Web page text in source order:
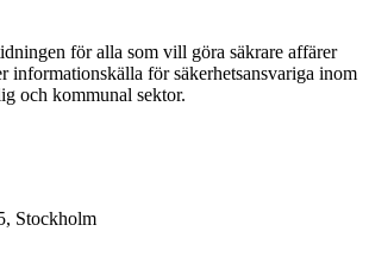
för alla som vill göra säkrare affärer
informationskälla för säkerhets­ansvariga inom
och kommunal sektor.
Stockholm